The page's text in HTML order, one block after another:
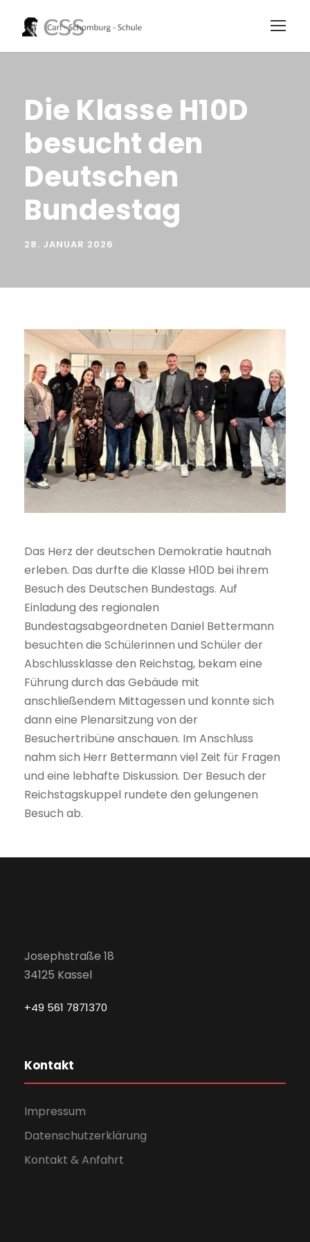
Die Klasse H10D
besucht den
Deutschen
Bundestag
28. JANUAR 2026
Das Herz der deutschen Demokratie hautnah
erleben. Das durfte die Klasse H10D bei ihrem
Besuch des Deutschen Bundestags. Auf
Einladung des regionalen
Bundestagsabgeordneten Daniel Bettermann
besuchten die Schülerinnen und Schüler der
Abschlussklasse den Reichstag, bekam eine
Führung durch das Gebäude mit
anschließendem Mittagessen und konnte sich
dann eine Plenarsitzung von der
Besuchertribüne anschauen. Im Anschluss
nahm sich Herr Bettermann viel Zeit für Fragen
und eine lebhafte Diskussion. Der Besuch der
Reichstagskuppel rundete den gelungenen
Besuch ab.
Josephstraße 18
34125 Kassel
+49 561 7871370
Kontakt
Impressum
Datenschutzerklärung
Kontakt & Anfahrt